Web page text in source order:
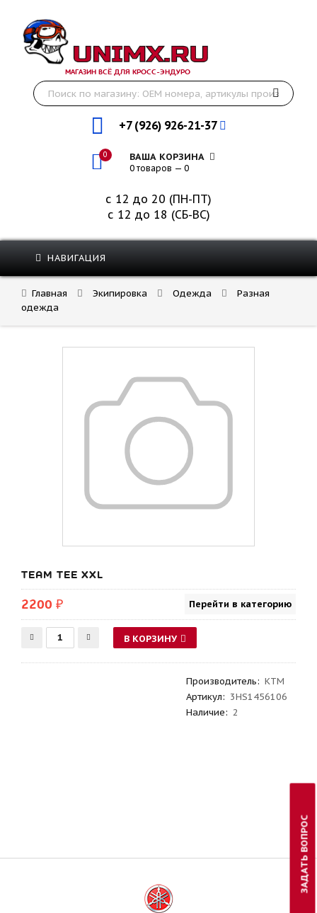
МАГАЗИН ВСЁ ДЛЯ КРОСС-ЭНДУРО
+7 (926) 926-21-37
0 ВАША КОРЗИНА
0 товаров — 0
с 12 до 20 (ПН-ПТ)
с 12 до 18 (СБ-ВС)
НАВИГАЦИЯ
Главная Экипировка Одежда
Разная
одежда
TEAM TEE XXL
2200 ₽ Перейти в категорию
В КОРЗИНУ
Производитель: KTM
Артикул: 3HS1456106
Наличие: 2
ЗАДАТЬ ВОПРОС